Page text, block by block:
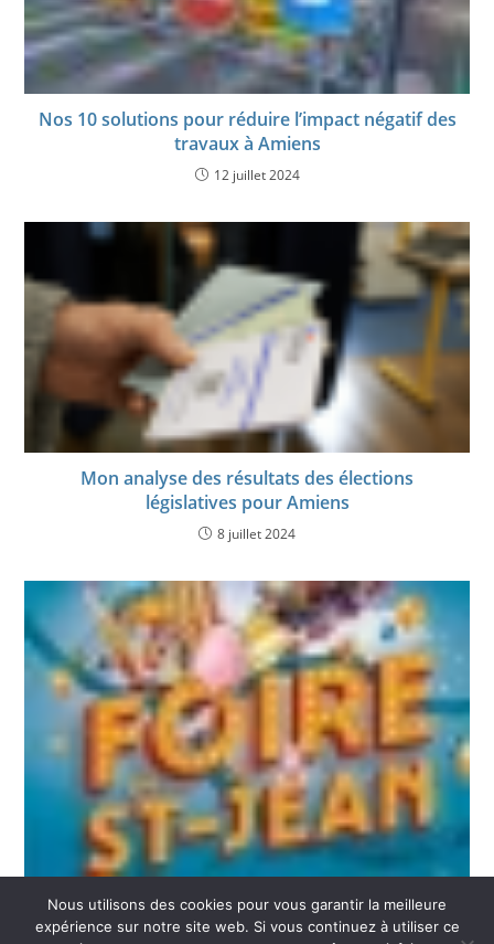
Nos 10 solutions pour réduire l’impact négatif des
travaux à Amiens
12 juillet 2024
Mon analyse des résultats des élections
législatives pour Amiens
8 juillet 2024
La foire Saint-Jean d’Amiens n’a plus sa place dans
le parc de la Hotoie
Nous utilisons des cookies pour vous garantir la meilleure
expérience sur notre site web. Si vous continuez à utiliser ce